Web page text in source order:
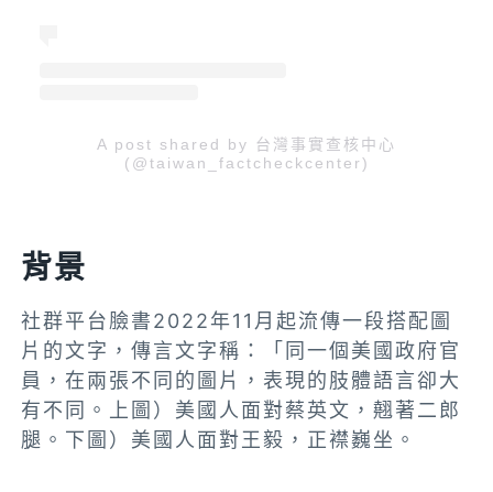
A post shared by 台灣事實查核中心
(@taiwan_factcheckcenter)
背景
社群平台臉書2022年11月起流傳一段搭配圖
片的文字，傳言文字稱：「 同一個美國政府官
員，在兩張不同的圖片，表現的肢體語言卻大
有不同。上圖）美國人面對蔡英文，翹著二郎
腿。下圖）美國人面對王毅，正襟巍坐。